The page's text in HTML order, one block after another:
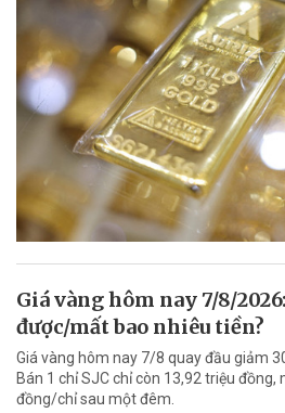
Giá vàng hôm nay 7/8/
được/mất bao nhiêu tiền?
Giá vàng hôm nay 7/8 quay đầu giảm
Bán 1 chỉ SJC chỉ còn 13,92 triệu
đồng/chỉ sau một đêm.